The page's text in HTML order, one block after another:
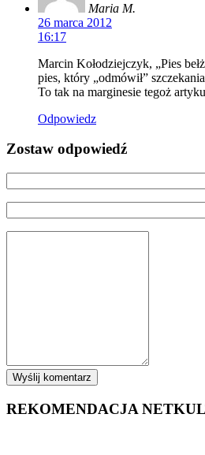
Maria M.
26 marca 2012
16:17
Marcin Kołodziejczyk, „Pies
pies, który „odmówił”
To tak na marginesie tegoż
Odpowiedz
Zostaw odpowiedź
REKOMENDACJA